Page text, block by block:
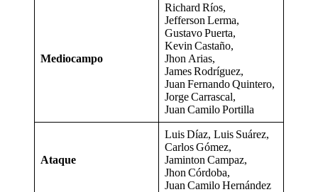
Mediocampo
Richard Ríos,
Jefferson Lerma,
Gustavo Puerta,
Kevin Castaño,
Jhon Arias,
James Rodríguez,
Juan Fernando Quintero,
Jorge Carrascal,
Juan Camilo Portilla
Ataque
Luis Díaz, Luis Suárez,
Carlos Gómez,
Jaminton Campaz,
Jhon Córdoba,
Juan Camilo Hernández